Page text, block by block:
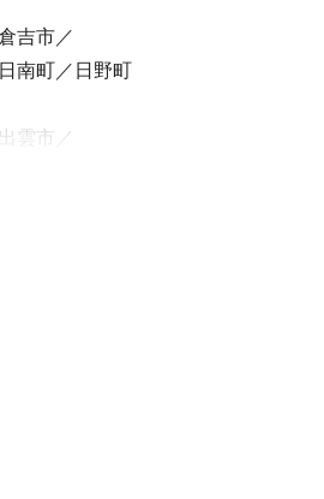
いいたしま
吉市
日南町 日野町
出雲市